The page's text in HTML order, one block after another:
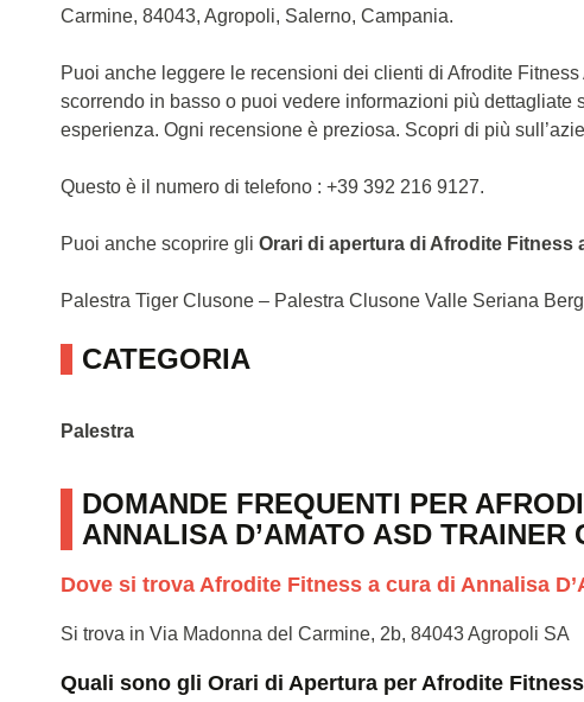
Carmine, 84043, Agropoli, Salerno, Campania.
Puoi anche leggere le recensioni dei clienti di Afrodite
scorrendo in basso o puoi vedere informazioni più dettagliate
esperienza. Ogni recensione è preziosa. Scopri di più
Questo è il numero di telefono : +39 392 216 9127.
Puoi anche scoprire gli Orari di apertura di Afrodite Fitness
Palestra Tiger Clusone – Palestra Clusone Valle Seriana
CATEGORIA
Palestra
DOMANDE FREQUENTI PER
ANNALISA D’AMATO ASD TRAINER
Dove si trova Afrodite Fitness a cura di Annalisa
Si trova in Via Madonna del Carmine, 2b, 84043 Agropoli SA
Quali sono gli Orari di Apertura per Afrodite